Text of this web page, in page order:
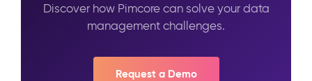
Discover how Pimcore can solve your data
management challenges.
Request a Demo